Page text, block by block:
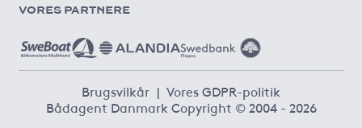
VORES PARTNERE
Brugsvilkår | Vores GDPR-politik
Bådagent Danmark Copyright © 2004 - 2026